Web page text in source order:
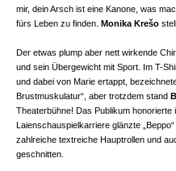
mir, dein Arsch ist eine Kanone, was
fürs Leben zu finden. Monika Krešo
Der etwas plump aber nett wirkende
und sein Übergewicht mit Sport. Im T-
und dabei von Marie ertappt,
Brustmuskulatur“, aber trotzdem stand
Theaterbühne! Das Publikum honorierte
Laienschauspielkarriere glänzte
zahlreiche textreiche Hauptrollen und
geschnitten.